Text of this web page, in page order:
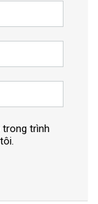
trong trình